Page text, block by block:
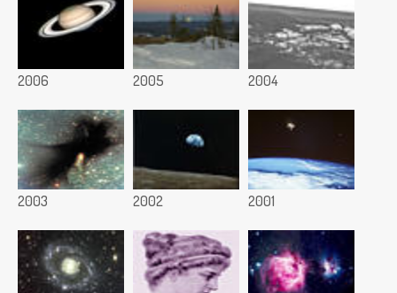
2006 2005 2004
2003 2002 2001